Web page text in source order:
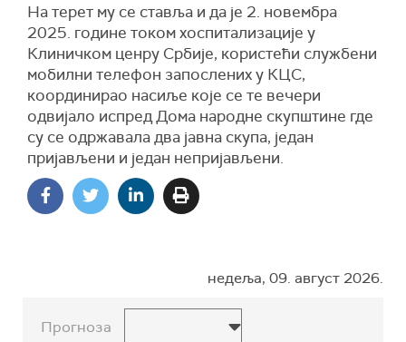
На терет му се ставља и да је 2. новембра
2025. године током хоспитализације у
Клиничком ценру Србије, користећи службени
мобилни телефон запослених у КЦС,
координирао насиље које се те вечери
одвијало испред Дома народне скупштине где
су се одржавала два јавна скупа, један
пријављени и један непријављени.
недеља, 09. август 2026.
Прогноза